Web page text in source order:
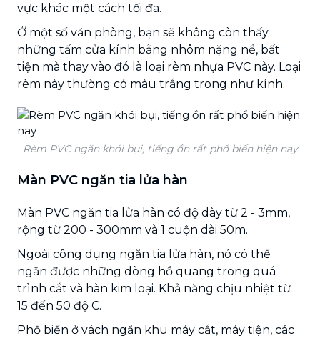
vực khác một cách tối đa.
Ở một số văn phòng, bạn sẽ không còn thấy
những tấm cửa kính bằng nhôm nặng nề, bất
tiện mà thay vào đó là loại rèm nhựa PVC này. Loại
rèm này thường có màu trắng trong như kính.
Rèm PVC ngăn khói bụi, tiếng ồn rất phổ biến hiện nay
Màn PVC ngăn tia lửa hàn
Màn PVC ngăn tia lửa hàn có độ dày từ 2 - 3mm,
rộng từ 200 - 300mm và 1 cuộn dài 50m.
Ngoài công dụng ngăn tia lửa hàn, nó có thể
ngăn được những dòng hồ quang trong quá
trình cắt và hàn kim loại. Khả năng chịu nhiệt từ
15 đến 50 độ C.
Phổ biến ở vách ngăn khu máy cắt, máy tiện, các